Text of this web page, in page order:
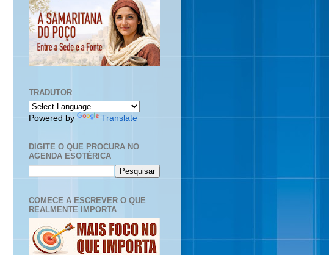
TRADUTOR
Powered by Translate
DIGITE O QUE PROCURA NO
AGENDA ESOTÉRICA
COMECE A ESCREVER O QUE
REALMENTE IMPORTA